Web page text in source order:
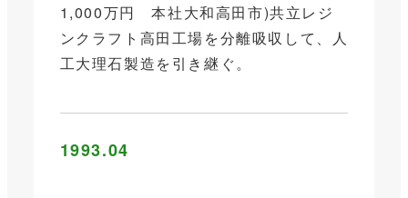
1,000万円 本社大和高田市)共立レジ
ンクラフト高田工場を分離吸収して、人
工大理石製造を引き継ぐ。
1993.04